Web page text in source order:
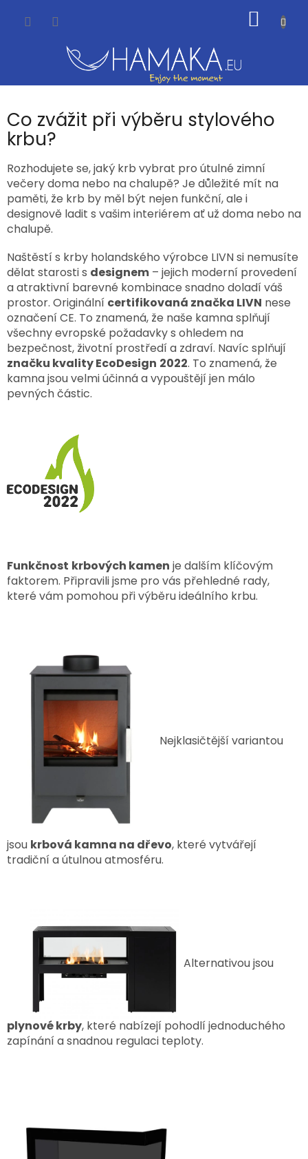
KOŠÍK
Co zvážit při výběru stylového
krbu?
Rozhodujete se, jaký krb vybrat pro útulné zimní
večery doma nebo na chalupě? Je důležité mít na
paměti, že krb by měl být nejen funkční, ale i
designově ladit s vašim interiérem ať už doma nebo na
chalupě.
Naštěstí s krby holandského výrobce LIVN si nemusíte
dělat starosti s designem – jejich moderní provedení
a atraktivní barevné kombinace snadno doladí váš
prostor. Originální certifikovaná značka LIVN nese
označení CE. To znamená, že naše kamna splňují
všechny evropské požadavky s ohledem na
bezpečnost, životní prostředí a zdraví. Navíc splňují
značku kvality EcoDesign 2022. To znamená, že
kamna jsou velmi účinná a vypouštějí jen málo
pevných částic.
Funkčnost krbových kamen je dalším klíčovým
faktorem. Připravili jsme pro vás přehledné rady,
které vám pomohou při výběru ideálního krbu.
Nejklasičtější variantou
jsou krbová kamna na dřevo, které vytvářejí
tradiční a útulnou atmosféru.
Alternativou jsou
plynové krby, které nabízejí pohodlí jednoduchého
zapínání a snadnou regulaci teploty.